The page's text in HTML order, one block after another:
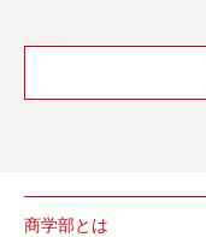
商学部とは